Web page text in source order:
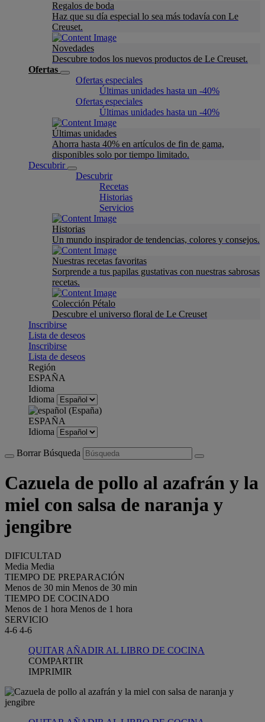
Regalos de boda
Haz que su día especial lo sea más todavía con Le
Creuset.
Novedades
Descubre todos los nuevos productos de Le Creuset.
Ofertas
Ofertas especiales
Últimas unidades hasta un -40%
Ofertas especiales
Últimas unidades hasta un -40%
Últimas unidades
Ahorra hasta 40% en artículos de fin de gama,
disponibles solo por tiempo limitado.
Descubrir
Descubrir
Recetas
Historias
Servicios
Historias
Un mundo inspirador de tendencias, colores y consejos.
Nuestras recetas favoritas
Sorprende a tus papilas gustativas con nuestras sabrosas
recetas.
Colección Pétalo
Descubre el universo floral de Le Creuset
Inscribirse
Lista de deseos
Inscribirse
Lista de deseos
Región
ESPAÑA
Idioma
Idioma
ESPAÑA
Idioma
Borrar Búsqueda
Cazuela de pollo al azafrán y la
miel con salsa de naranja y
jengibre
DIFICULTAD
Media Media
TIEMPO DE PREPARACIÓN
Menos de 30 min Menos de 30 min
TIEMPO DE COCINADO
Menos de 1 hora Menos de 1 hora
SERVICIO
4-6 4-6
QUITAR AÑADIR AL LIBRO DE COCINA
COMPARTIR
IMPRIMIR